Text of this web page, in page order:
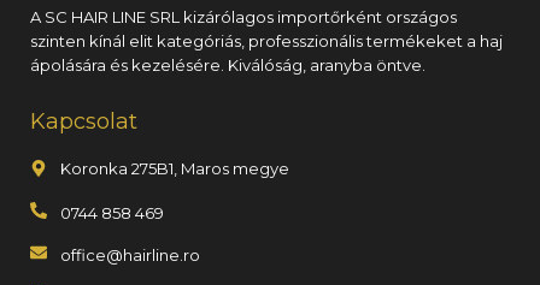
A SC HAIR LINE SRL kizárólagos importőrként országos
szinten kínál elit kategóriás, professzionális termékeket a haj
ápolására és kezelésére. Kiválóság, aranyba öntve.
Kapcsolat
Koronka 275B1, Maros megye
0744 858 469
office@hairline.ro